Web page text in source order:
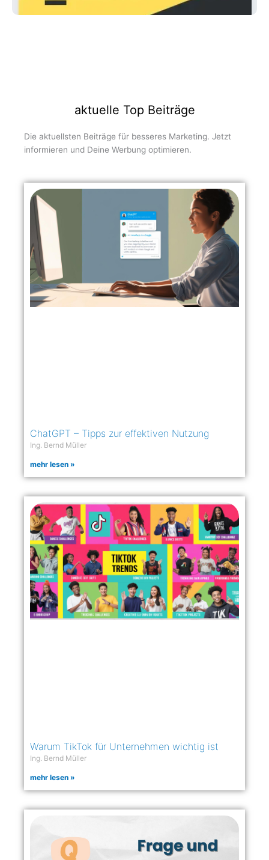
aktuelle Top Beiträge
Die aktuellsten Beiträge für besseres Marketing. Jetzt
informieren und Deine Werbung optimieren.
ChatGPT – Tipps zur effektiven Nutzung
Ing. Bernd Müller
mehr lesen »
Warum TikTok für Unternehmen wichtig ist
Ing. Bernd Müller
mehr lesen »